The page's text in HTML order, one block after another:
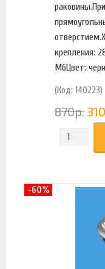
крепления:
М6Цвет:
(Код: 140223)
870р. 310
-60%